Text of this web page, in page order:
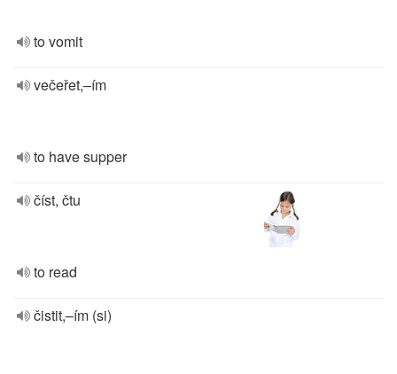
to vomit
večeřet,–ím
to have supper
číst, čtu
to read
čistit,–ím (si)